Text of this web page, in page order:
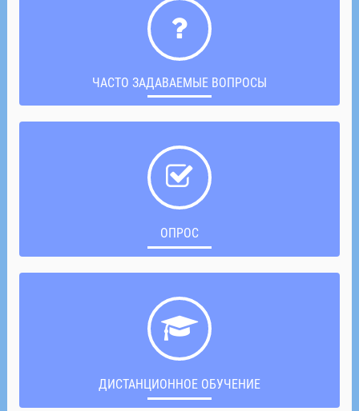
ЧАСТО ЗАДАВАЕМЫЕ ВОПРОСЫ
ОПРОС
ДИСТАНЦИОННОЕ ОБУЧЕНИЕ